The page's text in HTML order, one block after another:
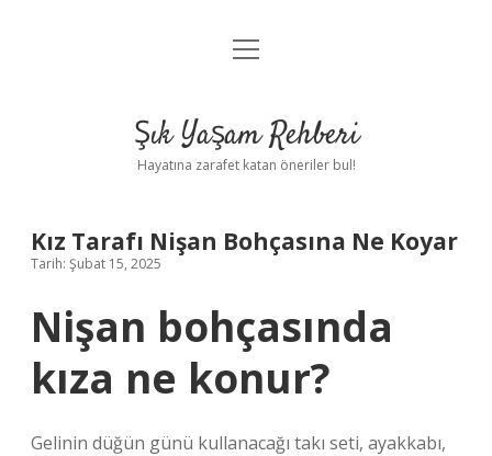
Anasayfa
Yasal Uyarı
menüyü
Şık Yaşam Rehberi
Hayatına zarafet katan öneriler bul!
Kız Tarafı Nişan Bohçasına Ne Koyar
Tarih: Şubat 15, 2025
Nişan bohçasında
kıza ne konur?
Gelinin düğün günü kullanacağı takı seti, ayakkabı,